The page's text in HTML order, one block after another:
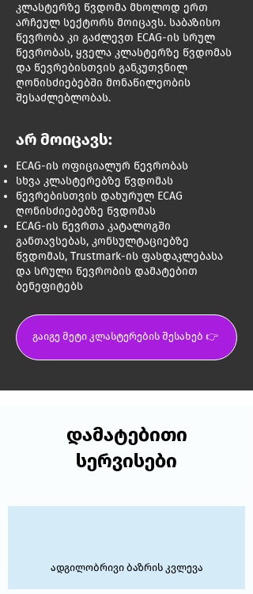
კლასტერზე წვდომა მხოლოდ ერთ
არჩეულ სექტორს მოიცავს. საბაზისო
წევრობა კი გაძლევთ ECAG-ის სრულ
წევრობას, ყველა კლასტერზე წვდომას
და წევრებისთვის განკუთვნილ
ღონისძიებებში მონაწილეობის
შესაძლებლობას.
არ მოიცავს:
ECAG-ის ოფიციალურ წევრობას
სხვა კლასტერებზე წვდომას
წევრებისთვის დახურულ ECAG
ღონისძიებებზე წვდომას
ECAG-ის წევრთა კატალოგში
განთავსებას, კონსულტაციებზე
წვდომას, Trustmark-ის ფასდაკლებასა
და სრული წევრობის დამატებით
ბენეფიტებს
გაიგე მეტი კლასტერების შესახებ 👉
დამატებითი
სერვისები
ადგილობრივი ბაზრის კვლევა